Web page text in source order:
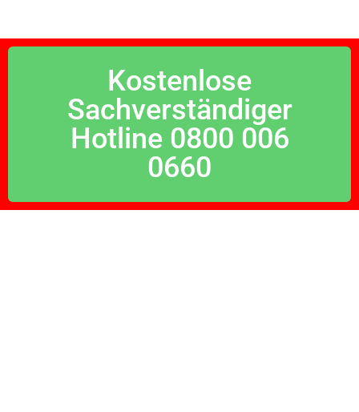
Kostenlose
Sachverständiger
Hotline 0800 006
0660